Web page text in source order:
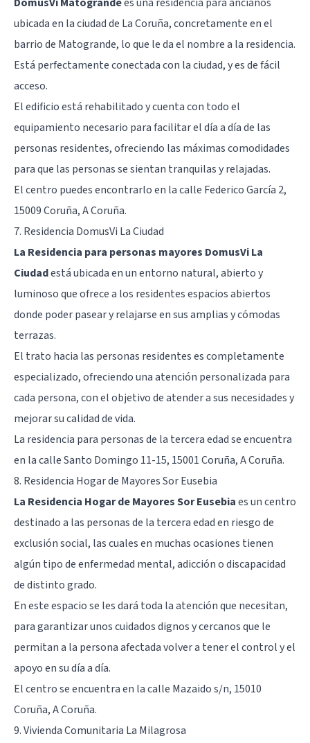
ubicada en la ciudad de La Coruña, concretamente en el
barrio de Matogrande, lo que le da el nombre a la residencia.
Está perfectamente conectada con la ciudad, y es de fácil
acceso.
El edificio está rehabilitado y cuenta con todo el
equipamiento necesario para facilitar el día a día de las
personas residentes, ofreciendo las máximas comodidades
para que las personas se sientan tranquilas y relajadas.
El centro puedes encontrarlo en la calle Federico García 2,
15009 Coruña, A Coruña.
7. Residencia DomusVi La Ciudad
La Residencia para personas mayores DomusVi La
Ciudadestá ubicada en un entorno natural, abierto y
luminoso que ofrece a los residentes espacios abiertos
donde poder pasear y relajarse en sus amplias y cómodas
terrazas.
El trato hacia las personas residentes es completamente
especializado, ofreciendo una atención personalizada para
cada persona, con el objetivo de atender a sus necesidades y
mejorar su calidad de vida.
La residencia para personas de la tercera edad se encuentra
en la calle Santo Domingo 11-15, 15001 Coruña, A Coruña.
8. Residencia Hogar de Mayores Sor Eusebia
La Residencia Hogar de Mayores Sor Eusebiaes un centro
destinado a las personas de la tercera edad en riesgo de
exclusión social, las cuales en muchas ocasiones tienen
algún tipo de enfermedad mental, adicción o discapacidad
de distinto grado.
En este espacio se les dará toda la atención que necesitan,
para garantizar unos cuidados dignos y cercanos que le
permitan a la persona afectada volver a tener el control y el
apoyo en su día a día.
El centro se encuentra en la calle Mazaido s/n, 15010
Coruña, A Coruña.
9. Vivienda Comunitaria La Milagrosa